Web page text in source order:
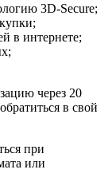
3D-Secure;
в интернете;
через 20
в свой
при
или